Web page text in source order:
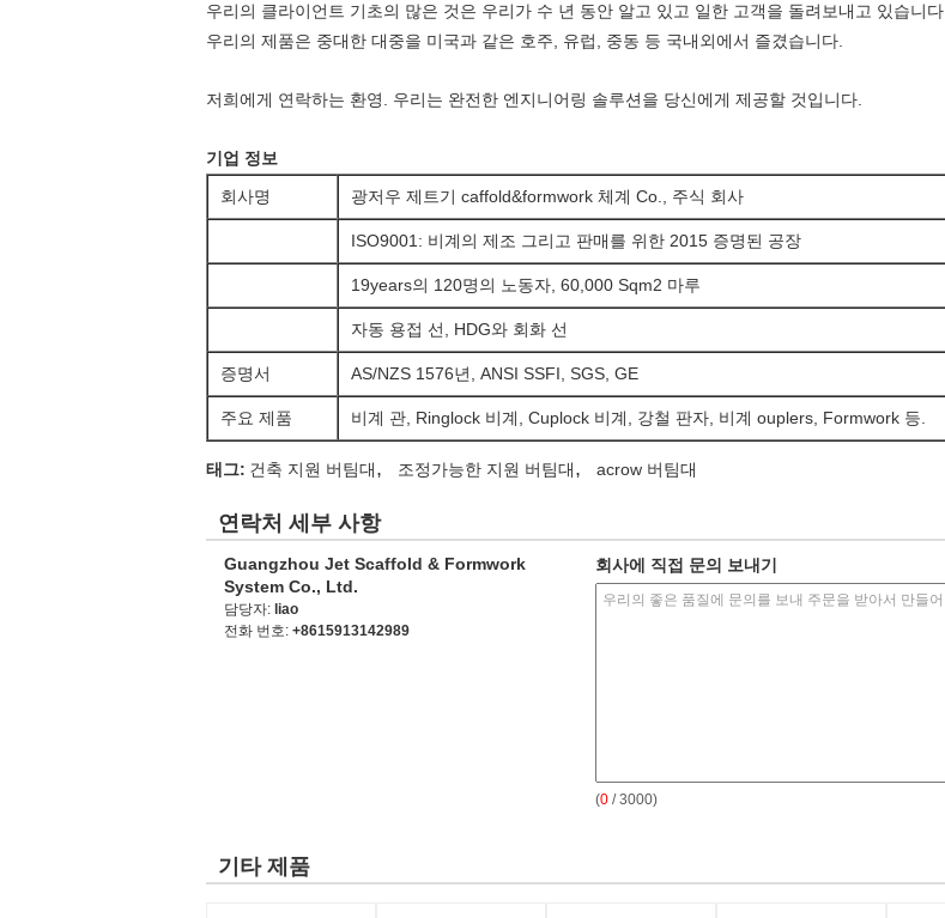
우리의 클라이언트 기초의 많은 것은 우리가 수 년 동안 알고 있고 일한 고객을 돌려보내고 있습니다.
우리의 제품은 중대한 대중을 미국과 같은 호주, 유럽, 중동 등 국내외에서 즐겼습니다.
저희에게 연락하는 환영. 우리는 완전한 엔지니어링 솔루션을 당신에게 제공할 것입니다.
기업 정보
회사명
광저우 제트기 caffold&formwork 체계 Co., 주식 회사
ISO9001: 비계의 제조 그리고 판매를 위한 2015 증명된 공장
19years의 120명의 노동자, 60,000 Sqm2 마루
자동 용접 선, HDG와 회화 선
증명서 AS/NZS 1576년, ANSI SSFI, SGS, GE
주요 제품 비계 관, Ringlock 비계, Cuplock 비계, 강철 판자, 비계 ouplers, Formwork 등.
태그: 건축 지원 버팀대, 조정가능한 지원 버팀대, acrow 버팀대
연락처 세부 사항
Guangzhou Jet Scaffold & Formwork
System Co., Ltd.
담당자: liao
전화 번호: +8615913142989
회사에 직접 문의 보내기
(0 / 3000)
기타 제품